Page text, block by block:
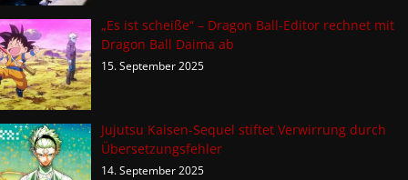
„Es ist scheiße“ – Dragon Ball-Editor rechnet mit
Dragon Ball Daima ab
15. September 2025
Jujutsu Kaisen-Sequel stiftet Verwirrung durch
Übersetzungsfehler
14. September 2025